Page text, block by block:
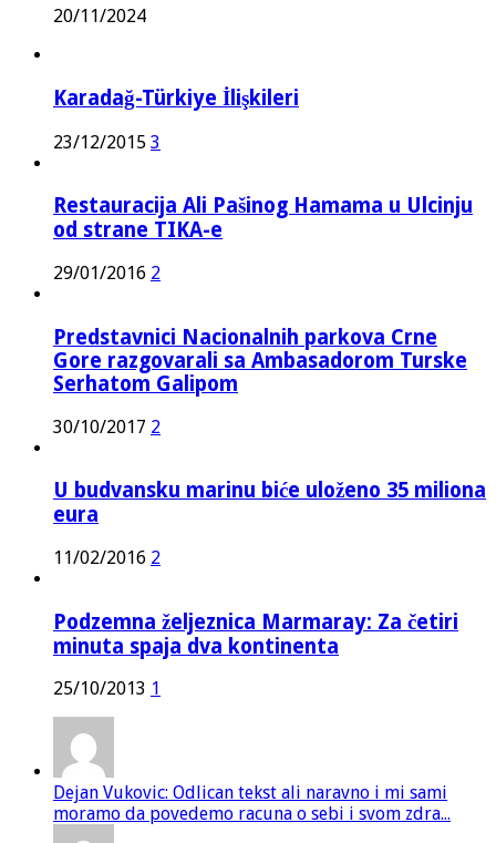
20/11/2024
Karadağ-Türkiye İlişkileri
23/12/2015 3
Restauracija Ali Pašinog Hamama u Ulcinju
od strane TIKA-e
29/01/2016 2
Predstavnici Nacionalnih parkova Crne
Gore razgovarali sa Ambasadorom Turske
Serhatom Galipom
30/10/2017 2
U budvansku marinu biće uloženo 35 miliona
eura
11/02/2016 2
Podzemna željeznica Marmaray: Za četiri
minuta spaja dva kontinenta
25/10/2013 1
Dejan Vukovic: Odlican tekst ali naravno i mi sami
moramo da povedemo racuna o sebi i svom zdra...